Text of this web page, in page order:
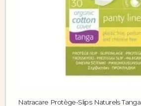
Natracare Protège-Slips Naturels Tanga